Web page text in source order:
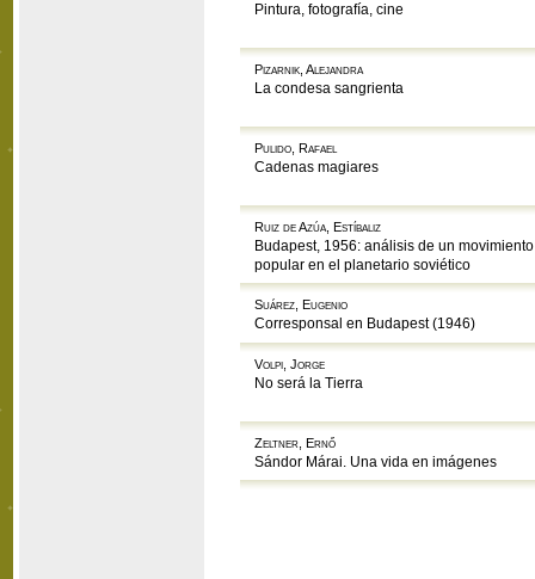
Pintura, fotografía, cine
Pizarnik, Alejandra
La condesa sangrienta
Pulido, Rafael
Cadenas magiares
Ruiz de Azúa, Estíbaliz
Budapest, 1956: análisis de un movimiento
popular en el planetario soviético
Suárez, Eugenio
Corresponsal en Budapest (1946)
Volpi, Jorge
No será la Tierra
Zeltner, Ernő
Sándor Márai. Una vida en imágenes